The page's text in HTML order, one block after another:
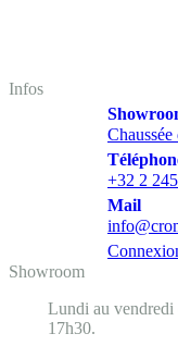
Infos
+32 2
Mail
Showroom
Lundi au vendredi
17h30.